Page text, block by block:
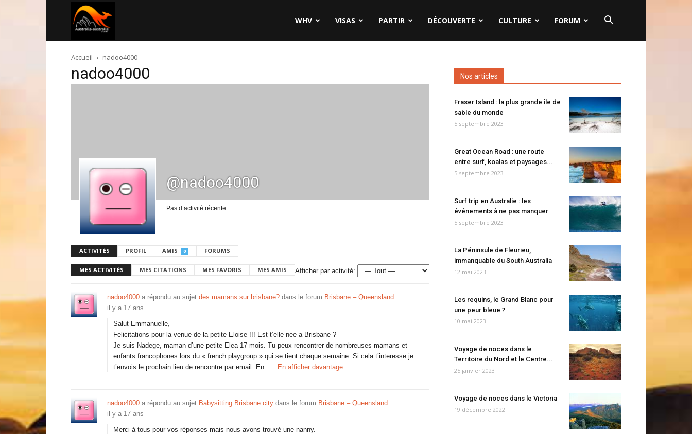
australie.com
WHV VISAS PARTIR DÉCOUVERTE CULTURE FORUM
Accueil nadoo4000
nadoo4000
@nadoo4000
Pas d’activité récente
ACTIVITÉS PROFIL AMIS 0 FORUMS
MES ACTIVITÉS MES CITATIONS MES FAVORIS MES AMIS Afficher par activité:
nadoo4000 a répondu au sujet des mamans sur brisbane? dans le forum Brisbane – Queensland
il y a 17 ans
Salut Emmanuelle,
Felicitations pour la venue de la petite Eloise !!! Est t’elle nee a Brisbane ?
Je suis Nadege, maman d’une petite Elea 17 mois. Tu peux rencontrer de nombreuses mamans et
enfants francophones lors du « french playgroup » qui se tient chaque semaine. Si cela t’interesse je
t’envois le prochain lieu de rencontre par email. En…
En afficher davantage
nadoo4000 a répondu au sujet Babysitting Brisbane city dans le forum Brisbane – Queensland
il y a 17 ans
Merci à tous pour vos réponses mais nous avons trouvé une nanny.
Nos articles
Fraser Island : la plus grande île de
sable du monde
5 septembre 2023
Great Ocean Road : une route
entre surf, koalas et paysages...
5 septembre 2023
Surf trip en Australie : les
événements à ne pas manquer
5 septembre 2023
La Péninsule de Fleurieu,
immanquable du South Australia
12 mai 2023
Les requins, le Grand Blanc pour
une peur bleue ?
10 mai 2023
Voyage de noces dans le
Territoire du Nord et le Centre...
25 janvier 2023
Voyage de noces dans le Victoria
19 décembre 2022